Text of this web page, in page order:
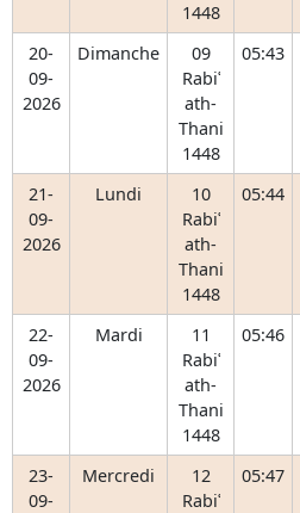
1448
20-
09-
2026
Dimanche
09
Rabiʿ
ath-
Thani
1448
05:43
21-
09-
2026
Lundi
10
Rabiʿ
ath-
Thani
1448
05:44
22-
09-
2026
Mardi
11
Rabiʿ
ath-
Thani
1448
05:46
23-
09-
Mercredi
12
Rabiʿ
05:47